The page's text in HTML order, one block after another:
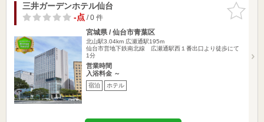
お気に入
りに追加
三井ガーデンホテル仙台
-点/ 0 件
宮城県 / 仙台市青葉区
北山駅3.04km 広瀬通駅195m
仙台市営地下鉄南北線 広瀬通駅西１番出口より徒歩にて
1分
営業時間
入浴料金 ～
宿泊 ホテル